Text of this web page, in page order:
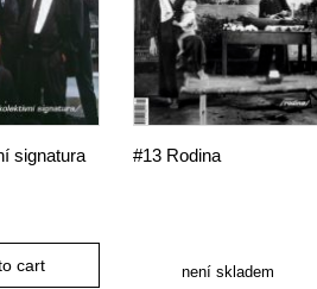
signatura
cart
#13 Rodina
není skladem